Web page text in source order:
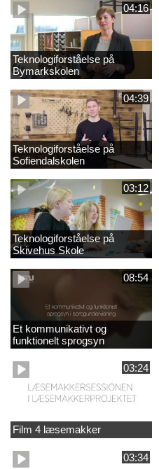
04:16
Teknologiforståelse på
Bymarkskolen
04:39
Teknologiforståelse på
Sofiendalskolen
03:12
Teknologiforståelse på
Skivehus Skole
08:54
Et kommunikativt og
funktionelt sprogsyn
03:24
Film 4 læsemakker
03:34